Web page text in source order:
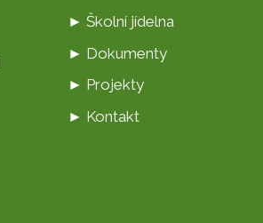
► Školní jídelna
► Dokumenty
► Projekty
► Kontakt